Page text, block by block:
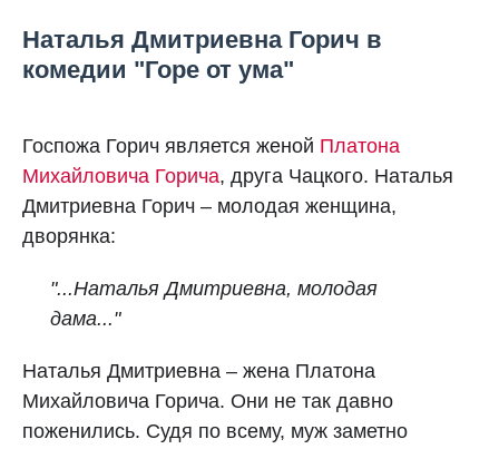
Наталья Дмитриевна Горич в
комедии "Горе от ума"
Госпожа Горич является женой Платона
Михайловича Горича, друга Чацкого. Наталья
Дмитриевна Горич – молодая женщина,
дворянка:
"...Наталья Дмитриевна, молодая
дама..."
Наталья Дмитриевна – жена Платона
Михайловича Горича. Они не так давно
поженились. Судя по всему, муж заметно